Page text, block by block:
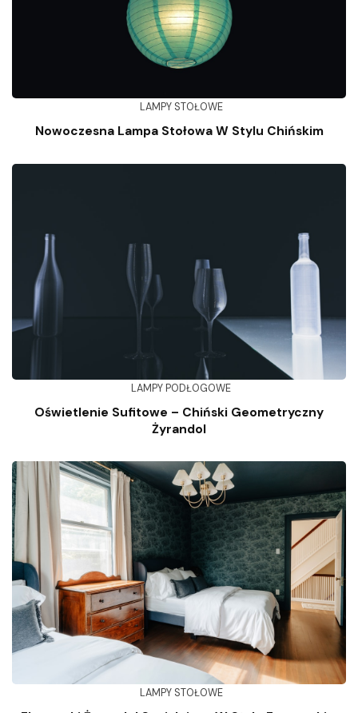
LAMPY STOŁOWE
Nowoczesna Lampa Stołowa W Stylu Chińskim
LAMPY PODŁOGOWE
Oświetlenie Sufitowe – Chiński Geometryczny
Żyrandol
LAMPY STOŁOWE